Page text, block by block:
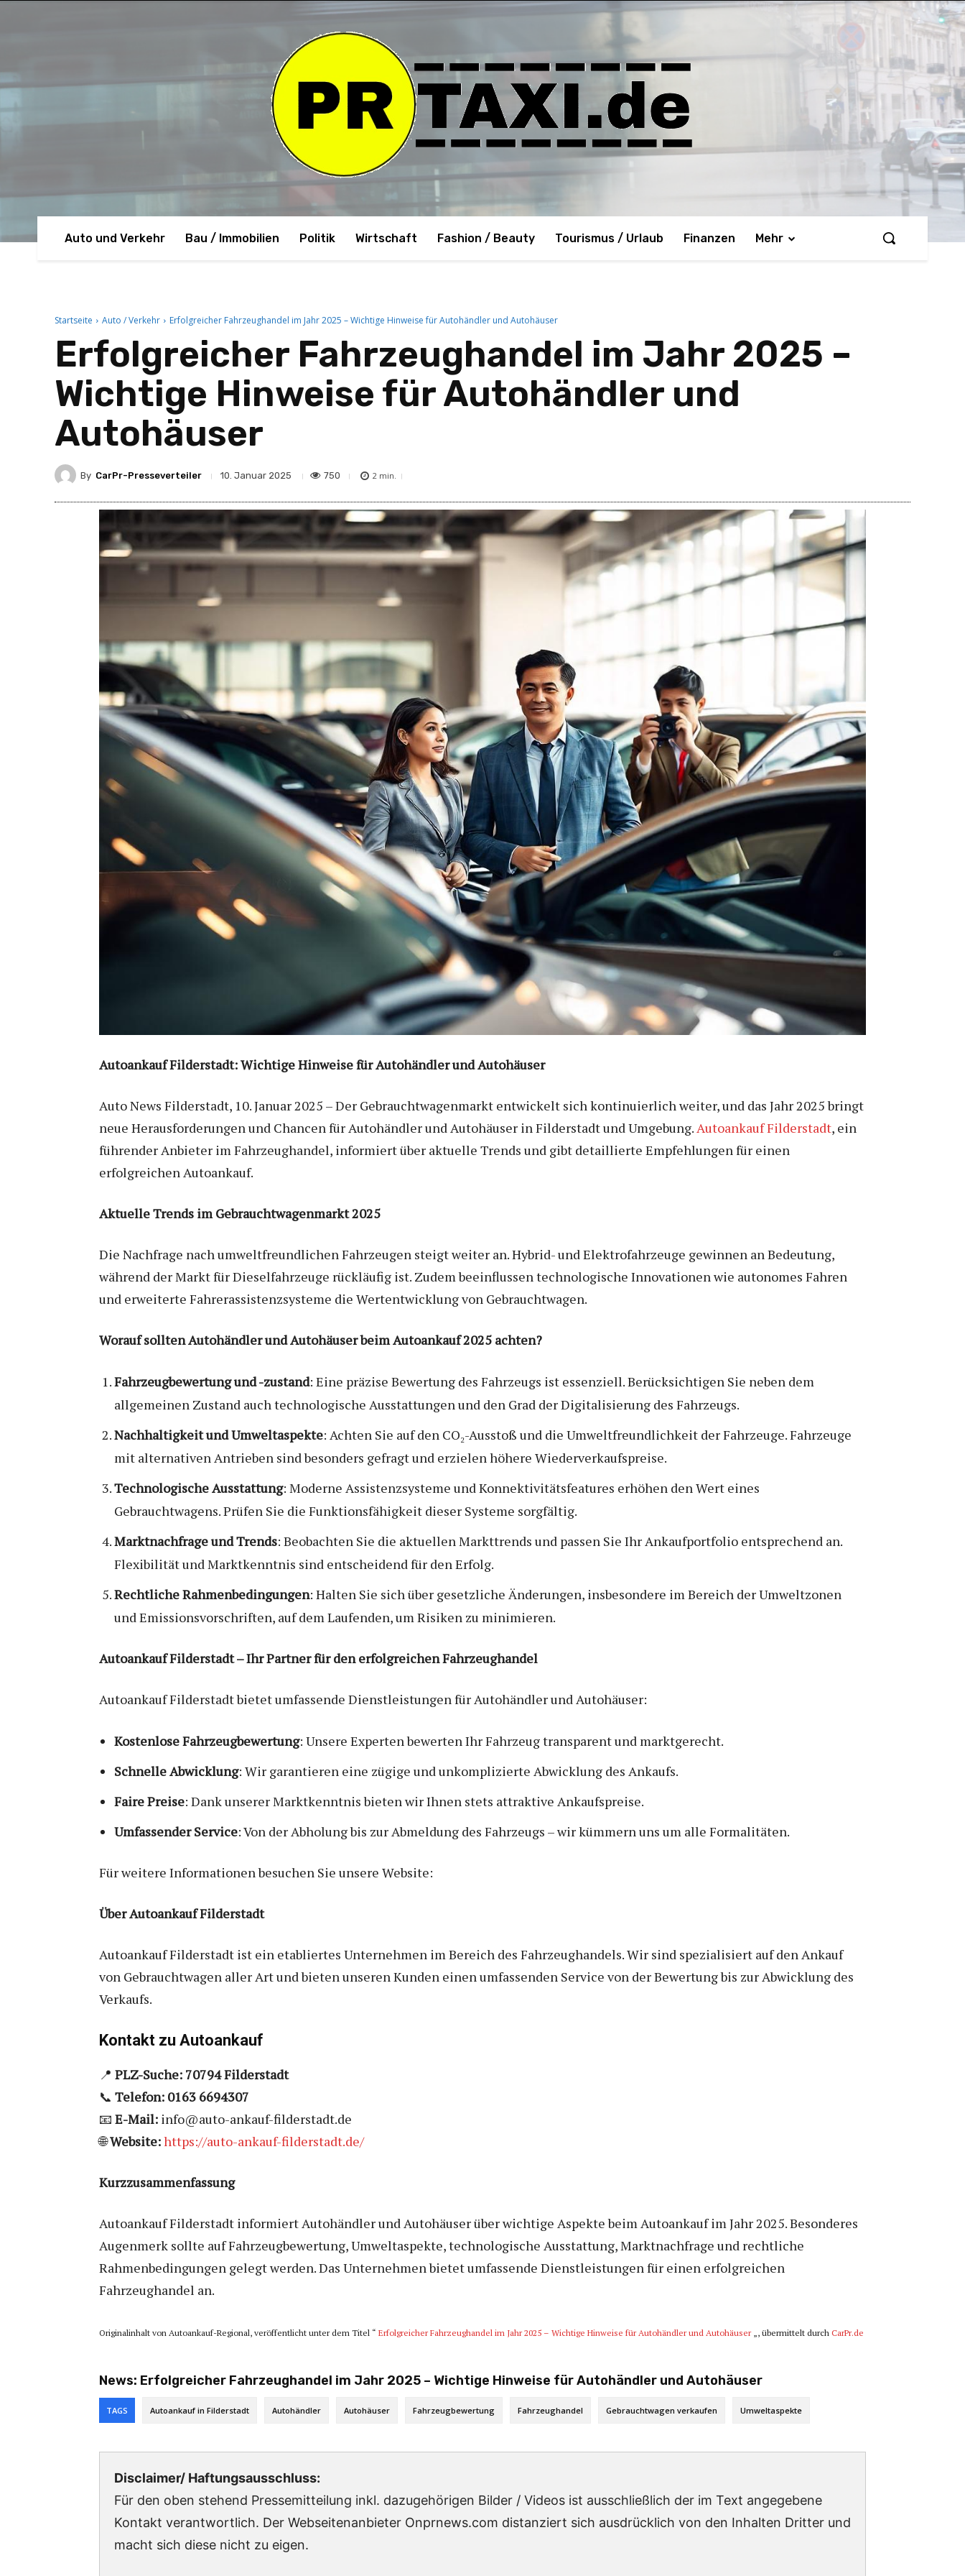
Auto und Verkehr Bau / Immobilien Politik Wirtschaft Fashion / Beauty Tourismus / Urlaub Finanzen Mehr
Startseite Auto / Verkehr Erfolgreicher Fahrzeughandel im Jahr 2025 – Wichtige Hinweise für Autohändler und Autohäuser
Erfolgreicher Fahrzeughandel im Jahr 2025 –
Wichtige Hinweise für Autohändler und
Autohäuser
By CarPr-Presseverteiler 10. Januar 2025 750 2 min.
Autoankauf Filderstadt: Wichtige Hinweise für Autohändler und Autohäuser
Auto News Filderstadt, 10. Januar 2025 – Der Gebrauchtwagenmarkt entwickelt sich kontinuierlich weiter, und das Jahr 2025 bringt
neue Herausforderungen und Chancen für Autohändler und Autohäuser in Filderstadt und Umgebung. Autoankauf Filderstadt, ein
führender Anbieter im Fahrzeughandel, informiert über aktuelle Trends und gibt detaillierte Empfehlungen für einen
erfolgreichen Autoankauf.
Aktuelle Trends im Gebrauchtwagenmarkt 2025
Die Nachfrage nach umweltfreundlichen Fahrzeugen steigt weiter an. Hybrid- und Elektrofahrzeuge gewinnen an Bedeutung,
während der Markt für Dieselfahrzeuge rückläufig ist. Zudem beeinflussen technologische Innovationen wie autonomes Fahren
und erweiterte Fahrerassistenzsysteme die Wertentwicklung von Gebrauchtwagen.
Worauf sollten Autohändler und Autohäuser beim Autoankauf 2025 achten?
Fahrzeugbewertung und -zustand: Eine präzise Bewertung des Fahrzeugs ist essenziell. Berücksichtigen Sie neben dem
allgemeinen Zustand auch technologische Ausstattungen und den Grad der Digitalisierung des Fahrzeugs.
Nachhaltigkeit und Umweltaspekte: Achten Sie auf den CO₂-Ausstoß und die Umweltfreundlichkeit der Fahrzeuge. Fahrzeuge
mit alternativen Antrieben sind besonders gefragt und erzielen höhere Wiederverkaufspreise.
Technologische Ausstattung: Moderne Assistenzsysteme und Konnektivitätsfeatures erhöhen den Wert eines
Gebrauchtwagens. Prüfen Sie die Funktionsfähigkeit dieser Systeme sorgfältig.
Marktnachfrage und Trends: Beobachten Sie die aktuellen Markttrends und passen Sie Ihr Ankaufportfolio entsprechend an.
Flexibilität und Marktkenntnis sind entscheidend für den Erfolg.
Rechtliche Rahmenbedingungen: Halten Sie sich über gesetzliche Änderungen, insbesondere im Bereich der Umweltzonen
und Emissionsvorschriften, auf dem Laufenden, um Risiken zu minimieren.
Autoankauf Filderstadt – Ihr Partner für den erfolgreichen Fahrzeughandel
Autoankauf Filderstadt bietet umfassende Dienstleistungen für Autohändler und Autohäuser:
Kostenlose Fahrzeugbewertung: Unsere Experten bewerten Ihr Fahrzeug transparent und marktgerecht.
Schnelle Abwicklung: Wir garantieren eine zügige und unkomplizierte Abwicklung des Ankaufs.
Faire Preise: Dank unserer Marktkenntnis bieten wir Ihnen stets attraktive Ankaufspreise.
Umfassender Service: Von der Abholung bis zur Abmeldung des Fahrzeugs – wir kümmern uns um alle Formalitäten.
Für weitere Informationen besuchen Sie unsere Website:
Über Autoankauf Filderstadt
Autoankauf Filderstadt ist ein etabliertes Unternehmen im Bereich des Fahrzeughandels. Wir sind spezialisiert auf den Ankauf
von Gebrauchtwagen aller Art und bieten unseren Kunden einen umfassenden Service von der Bewertung bis zur Abwicklung des
Verkaufs.
Kontakt zu Autoankauf
📍 PLZ-Suche: 70794 Filderstadt
📞 Telefon: 0163 6694307
📧 E-Mail: info@auto-ankauf-filderstadt.de
🌐Website:https://auto-ankauf-filderstadt.de/
Kurzzusammenfassung
Autoankauf Filderstadt informiert Autohändler und Autohäuser über wichtige Aspekte beim Autoankauf im Jahr 2025. Besonderes
Augenmerk sollte auf Fahrzeugbewertung, Umweltaspekte, technologische Ausstattung, Marktnachfrage und rechtliche
Rahmenbedingungen gelegt werden. Das Unternehmen bietet umfassende Dienstleistungen für einen erfolgreichen
Fahrzeughandel an.
Originalinhalt von Autoankauf-Regional, veröffentlicht unter dem Titel “ Erfolgreicher Fahrzeughandel im Jahr 2025 – Wichtige Hinweise für Autohändler und Autohäuser„, übermittelt durch CarPr.de
News: Erfolgreicher Fahrzeughandel im Jahr 2025 – Wichtige Hinweise für Autohändler und Autohäuser
TAGS Autoankauf in Filderstadt Autohändler Autohäuser Fahrzeugbewertung Fahrzeughandel Gebrauchtwagen verkaufen Umweltaspekte
Disclaimer/ Haftungsausschluss:
Für den oben stehend Pressemitteilung inkl. dazugehörigen Bilder / Videos ist ausschließlich der im Text angegebene
Kontakt verantwortlich. Der Webseitenanbieter Onprnews.com distanziert sich ausdrücklich von den Inhalten Dritter und
macht sich diese nicht zu eigen.